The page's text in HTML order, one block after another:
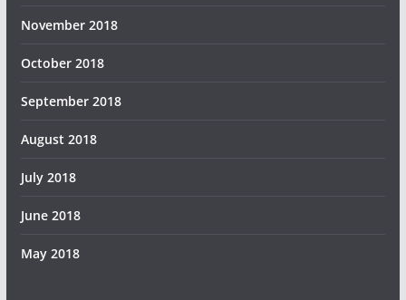
November 2018
October 2018
September 2018
August 2018
July 2018
June 2018
May 2018